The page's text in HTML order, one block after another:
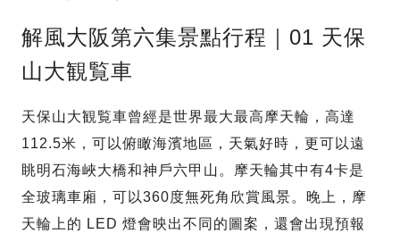
解風大阪第六集景點行程｜01 天保
山大観覧車
天保山大観覧車曾經是世界最大最高摩天輪，高達
112.5米，可以俯瞰海濱地區，天氣好時，更可以遠
眺明石海峽大橋和神戶六甲山。摩天輪其中有4卡是
全玻璃車廂，可以360度無死角欣賞風景。晚上，摩
天輪上的 LED 燈會映出不同的圖案，還會出現預報